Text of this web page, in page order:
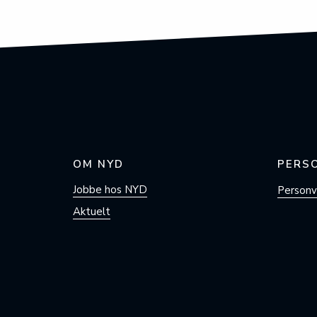
OM NYD
Jobbe hos NYD
Aktuelt